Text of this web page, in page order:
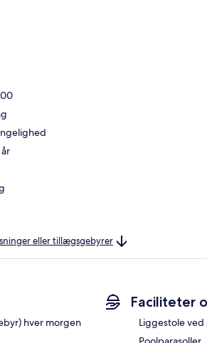
eller tillægsgebyrer
hver morgen
Faciliteter
Liggestole